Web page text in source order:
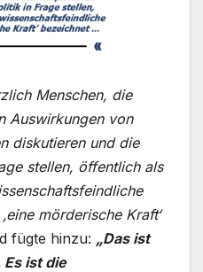
Menschen, die
Auswirkungen von
diskutieren und die
stellen, öffentlich als
mörderische Kraft‘
fügte hinzu: „Das ist
ist die